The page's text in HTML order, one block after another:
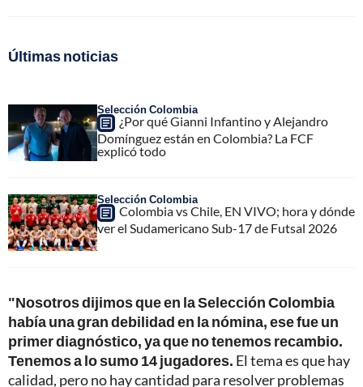
Últimas noticias
Selección Colombia
¿Por qué Gianni Infantino y Alejandro
Domínguez están en Colombia? La FCF
explicó todo
Selección Colombia
Colombia vs Chile, EN VIVO; hora y dónde
ver el Sudamericano Sub-17 de Futsal 2026
"Nosotros dijimos que en la Selección Colombia
había una gran debilidad en la nómina, ese fue un
primer diagnóstico, ya que no tenemos recambio.
Tenemos a lo sumo 14 jugadores. El tema es que hay
calidad, pero no hay cantidad para resolver problemas